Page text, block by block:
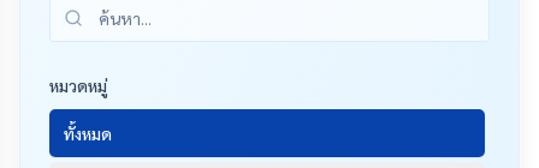
หมวดหมู่
ทั้งหมด